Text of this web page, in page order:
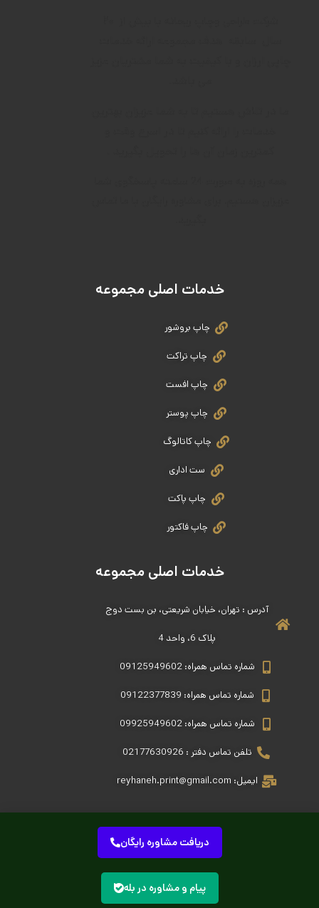
دریافت مشاوره رایگان
پیام و مشاوره در بله
خدمات اصلی مجموعه
چاپ بروشور
چاپ تراکت
چاپ افست
چاپ پوستر
چاپ کاتالوگ
ست اداری
چاپ پاکت
چاپ فاکتور
خدمات اصلی مجموعه
آدرس : تهران، خیابان شریعتی، بن بست دوج
پلاک 6، واحد 4
شماره تماس همراه: 09125949602
شماره تماس همراه: 09122377839
شماره تماس همراه: 09925949602
تلفن تماس دفتر : 02177630926
ایمیل: reyhaneh.print@gmail.com
طراحی و بهینه سازی (SEO) : امید اسدی